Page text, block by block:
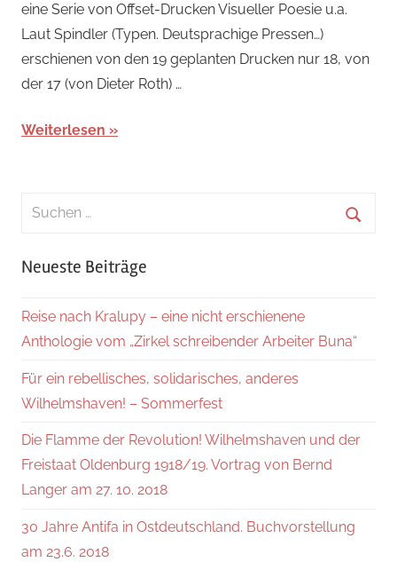
eine Serie von Offset-Drucken Visueller Poesie u.a.
Laut Spindler (Typen. Deutsprachige Pressen…)
erschienen von den 19 geplanten Drucken nur 18, von
der 17 (von Dieter Roth) …
Weiterlesen
Suchen
Neueste Beiträge
Reise nach Kralupy – eine nicht erschienene
Anthologie vom „Zirkel schreibender Arbeiter Buna“
Für ein rebellisches, solidarisches, anderes
Wilhelmshaven! – Sommerfest
Die Flamme der Revolution! Wilhelmshaven und der
Freistaat Oldenburg 1918/19. Vortrag von Bernd
Langer am 27. 10. 2018
30 Jahre Antifa in Ostdeutschland. Buchvorstellung
am 23.6. 2018